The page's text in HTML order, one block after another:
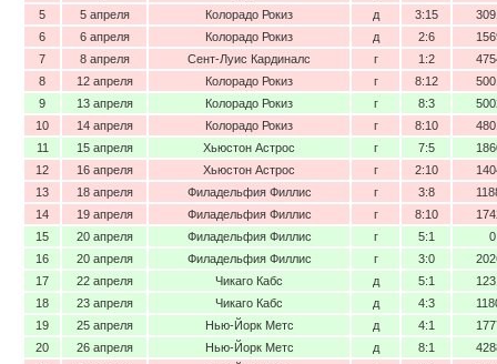
5
5 апреля Колорадо Рокиз д 3:15
6
6 апреля Колорадо Рокиз д 2:6
7
8 апреля Сент-Луис Кардиналс г 1:2
8
12 апреля Колорадо Рокиз г 8:12
9
13 апреля Колорадо Рокиз г 8:3
10
14 апреля Колорадо Рокиз г 8:10
11
15 апреля Хьюстон Астрос г 7:5
12
16 апреля Хьюстон Астрос г 2:10
13
18 апреля Филадельфия Филлис г 3:8
14
19 апреля Филадельфия Филлис г 8:10
15
20 апреля Филадельфия Филлис г 5:1
0
16
20 апреля Филадельфия Филлис г 3:0
17
22 апреля Чикаго Кабс д 5:1
18
23 апреля Чикаго Кабс д 4:3
19
25 апреля Нью-Йорк Метс д 4:1
20
26 апреля Нью-Йорк Метс д 8:1